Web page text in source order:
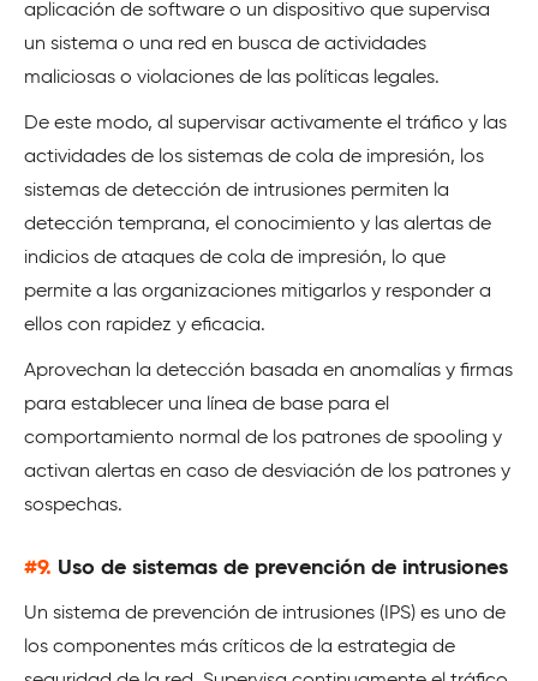
aplicación de software o un dispositivo que supervisa
un sistema o una red en busca de actividades
maliciosas o violaciones de las políticas legales.
De este modo, al supervisar activamente el tráfico y las
actividades de los sistemas de cola de impresión, los
sistemas de detección de intrusiones permiten la
detección temprana, el conocimiento y las alertas de
indicios de ataques de cola de impresión, lo que
permite a las organizaciones mitigarlos y responder a
ellos con rapidez y eficacia.
Aprovechan la detección basada en anomalías y firmas
para establecer una línea de base para el
comportamiento normal de los patrones de spooling y
activan alertas en caso de desviación de los patrones y
sospechas.
#9. Uso de sistemas de prevención de intrusiones
Un sistema de prevención de intrusiones (IPS) es uno de
los componentes más críticos de la estrategia de